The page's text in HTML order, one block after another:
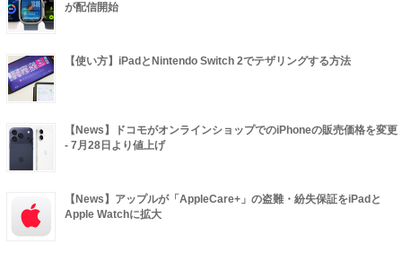
が配信開始
【使い方】iPadとNintendo Switch 2でテザリングする方法
【News】ドコモがオンラインショップでのiPhoneの販売価格を変更
- 7月28日より値上げ
【News】アップルが「AppleCare+」の盗難・紛失保証をiPadと
Apple Watchに拡大